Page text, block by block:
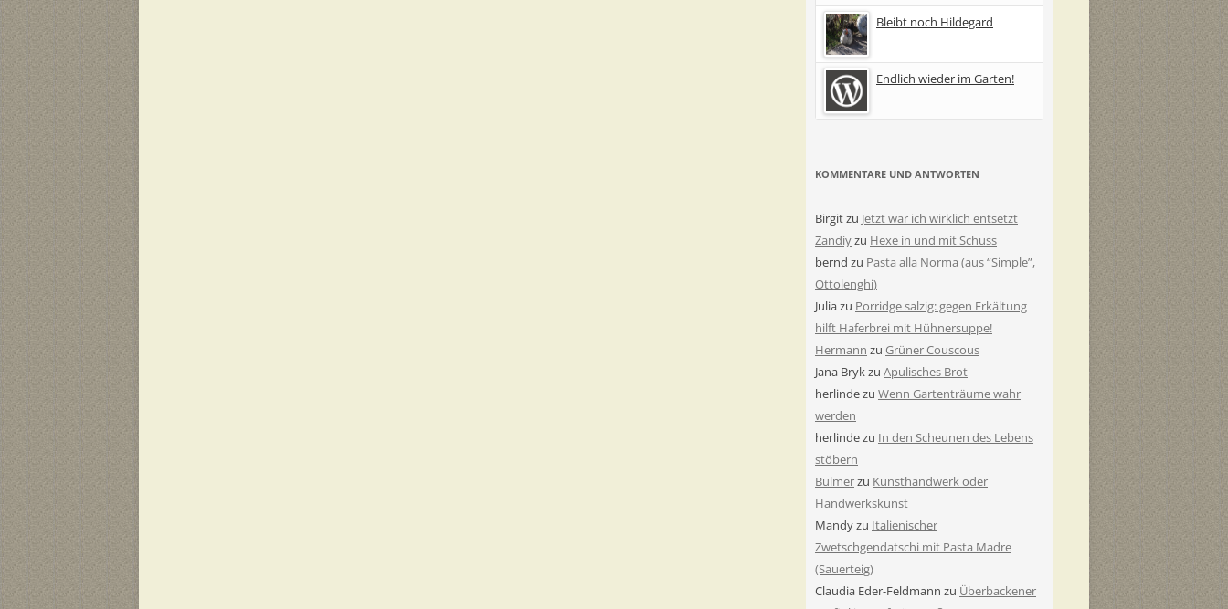
Bleibt noch Hildegard
Endlich wieder im Garten!
KOMMENTARE UND ANTWORTEN
Birgitzu Jetzt war ich wirklich entsetzt
Zandiyzu Hexe in und mit Schuss
bernd zu Pasta alla Norma (aus “Simple”,
Ottolenghi)
Juliazu Porridge salzig: gegen Erkältung
hilft Haferbrei mit Hühnersuppe!
Hermann zu Grüner Couscous
Jana Brykzu Apulisches Brot
herlindezu Wenn Gartenträume wahr
werden
herlindezu In den Scheunen des Lebens
stöbern
Bulmerzu Kunsthandwerk oder
Handwerkskunst
Mandyzu Italienischer
Zwetschgendatschi mit Pasta Madre
(Sauerteig)
Claudia Eder-Feldmann zu Überbackener